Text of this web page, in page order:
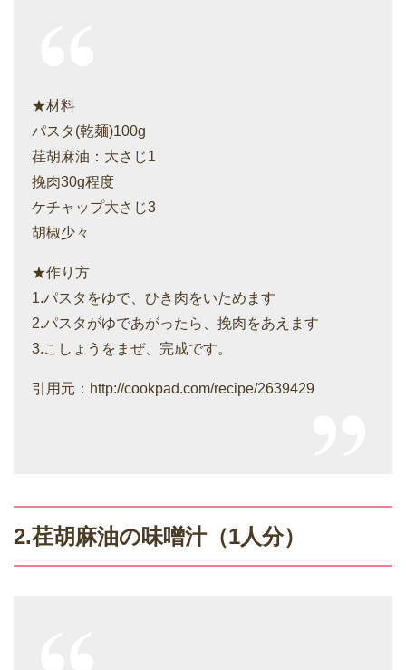
★材料
パスタ(乾麺)100g
荏胡麻油：大さじ1
挽肉30g程度
ケチャップ大さじ3
胡椒少々
★作り方
1.パスタをゆで、ひき肉をいためます
2.パスタがゆであがったら、挽肉をあえます
3.こしょうをまぜ、完成です。
引用元：http://cookpad.com/recipe/2639429
2.荏胡麻油の味噌汁（1人分）